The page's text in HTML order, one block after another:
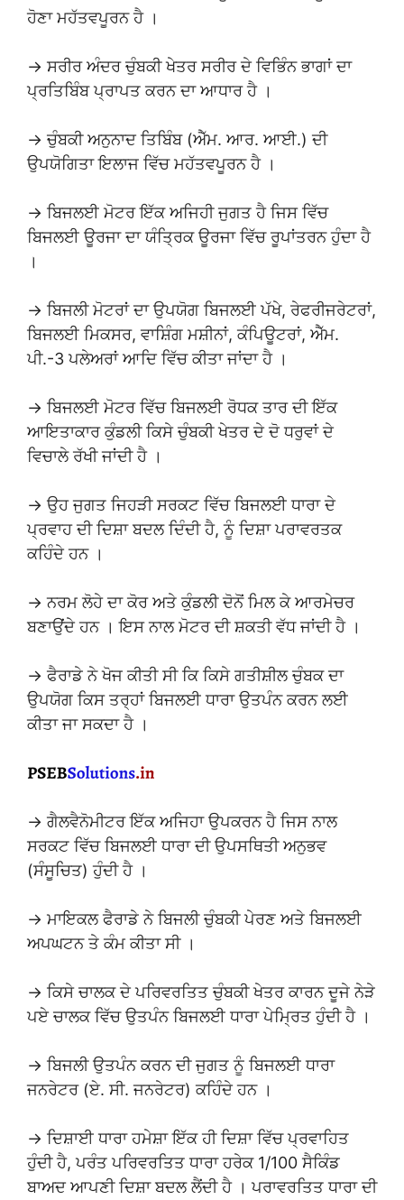
ਹੋਣਾ ਮਹੱਤਵਪੂਰਨ ਹੈ ।
→ ਸਰੀਰ ਅੰਦਰ ਚੁੰਬਕੀ ਖੇਤਰ ਸਰੀਰ ਦੇ ਵਿਭਿੰਨ ਭਾਗਾਂ ਦਾ
ਪ੍ਰਤਿਬਿੰਬ ਪ੍ਰਾਪਤ ਕਰਨ ਦਾ ਆਧਾਰ ਹੈ ।
→ ਚੁੰਬਕੀ ਅਨੁਨਾਦ ਤਿਬਿੰਬ (ਐੱਮ. ਆਰ. ਆਈ.) ਦੀ
ਉਪਯੋਗਿਤਾ ਇਲਾਜ ਵਿੱਚ ਮਹੱਤਵਪੂਰਨ ਹੈ ।
→ ਬਿਜਲਈ ਮੋਟਰ ਇੱਕ ਅਜਿਹੀ ਜੁਗਤ ਹੈ ਜਿਸ ਵਿੱਚ
ਬਿਜਲਈ ਊਰਜਾ ਦਾ ਯੰਤ੍ਰਿਕ ਊਰਜਾ ਵਿੱਚ ਰੂਪਾਂਤਰਨ ਹੁੰਦਾ ਹੈ
।
→ ਬਿਜਲੀ ਮੋਟਰਾਂ ਦਾ ਉਪਯੋਗ ਬਿਜਲਈ ਪੱਖੇ, ਰੇਫਰੀਜਰੇਟਰਾਂ,
ਬਿਜਲਈ ਮਿਕਸਰ, ਵਾਸ਼ਿੰਗ ਮਸ਼ੀਨਾਂ, ਕੰਪਿਊਟਰਾਂ, ਐੱਮ.
ਪੀ.-3 ਪਲੇਅਰਾਂ ਆਦਿ ਵਿੱਚ ਕੀਤਾ ਜਾਂਦਾ ਹੈ ।
→ ਬਿਜਲਈ ਮੋਟਰ ਵਿੱਚ ਬਿਜਲਈ ਰੋਧਕ ਤਾਰ ਦੀ ਇੱਕ
ਆਇਤਾਕਾਰ ਕੁੰਡਲੀ ਕਿਸੇ ਚੁੰਬਕੀ ਖੇਤਰ ਦੇ ਦੋ ਧਰੁਵਾਂ ਦੇ
ਵਿਚਾਲੇ ਰੱਖੀ ਜਾਂਦੀ ਹੈ ।
→ ਉਹ ਜੁਗਤ ਜਿਹੜੀ ਸਰਕਟ ਵਿੱਚ ਬਿਜਲਈ ਧਾਰਾ ਦੇ
ਪ੍ਰਵਾਹ ਦੀ ਦਿਸ਼ਾ ਬਦਲ ਦਿੰਦੀ ਹੈ, ਨੂੰ ਦਿਸ਼ਾ ਪਰਾਵਰਤਕ
ਕਹਿੰਦੇ ਹਨ ।
→ ਨਰਮ ਲੋਹੇ ਦਾ ਕੋਰ ਅਤੇ ਕੁੰਡਲੀ ਦੋਨੋਂ ਮਿਲ ਕੇ ਆਰਮੇਚਰ
ਬਣਾਉਂਦੇ ਹਨ । ਇਸ ਨਾਲ ਮੋਟਰ ਦੀ ਸ਼ਕਤੀ ਵੱਧ ਜਾਂਦੀ ਹੈ ।
→ ਫੈਰਾਡੇ ਨੇ ਖੋਜ ਕੀਤੀ ਸੀ ਕਿ ਕਿਸੇ ਗਤੀਸ਼ੀਲ ਚੁੰਬਕ ਦਾ
ਉਪਯੋਗ ਕਿਸ ਤਰ੍ਹਾਂ ਬਿਜਲਈ ਧਾਰਾ ਉਤਪੰਨ ਕਰਨ ਲਈ
ਕੀਤਾ ਜਾ ਸਕਦਾ ਹੈ ।
→ ਗੈਲਵੈਨੋਮੀਟਰ ਇੱਕ ਅਜਿਹਾ ਉਪਕਰਨ ਹੈ ਜਿਸ ਨਾਲ
ਸਰਕਟ ਵਿੱਚ ਬਿਜਲਈ ਧਾਰਾ ਦੀ ਉਪਸਥਿਤੀ ਅਨੁਭਵ
(ਸੰਸੂਚਿਤ) ਹੁੰਦੀ ਹੈ ।
→ ਮਾਇਕਲ ਫੈਰਾਡੇ ਨੇ ਬਿਜਲੀ ਚੁੰਬਕੀ ਪੇਰਣ ਅਤੇ ਬਿਜਲਈ
ਅਪਘਟਨ ਤੇ ਕੰਮ ਕੀਤਾ ਸੀ ।
→ ਕਿਸੇ ਚਾਲਕ ਦੇ ਪਰਿਵਰਤਿਤ ਚੁੰਬਕੀ ਖੇਤਰ ਕਾਰਨ ਦੂਜੇ ਨੇੜੇ
ਪਏ ਚਾਲਕ ਵਿੱਚ ਉਤਪੰਨ ਬਿਜਲਈ ਧਾਰਾ ਪੇਮ੍ਰਿਤ ਹੁੰਦੀ ਹੈ ।
→ ਬਿਜਲੀ ਉਤਪੰਨ ਕਰਨ ਦੀ ਜੁਗਤ ਨੂੰ ਬਿਜਲਈ ਧਾਰਾ
ਜਨਰੇਟਰ (ਏ. ਸੀ. ਜਨਰੇਟਰ) ਕਹਿੰਦੇ ਹਨ ।
→ ਦਿਸ਼ਾਈ ਧਾਰਾ ਹਮੇਸ਼ਾ ਇੱਕ ਹੀ ਦਿਸ਼ਾ ਵਿੱਚ ਪ੍ਰਵਾਹਿਤ
ਹੁੰਦੀ ਹੈ, ਪਰੰਤ ਪਰਿਵਰਤਿਤ ਧਾਰਾ ਹਰੇਕ 1/100 ਸੈਕਿੰਡ
ਬਾਅਦ ਆਪਣੀ ਦਿਸ਼ਾ ਬਦਲ ਲੈਂਦੀ ਹੈ । ਪਰਾਵਰਤਿਤ ਧਾਰਾ ਦੀ